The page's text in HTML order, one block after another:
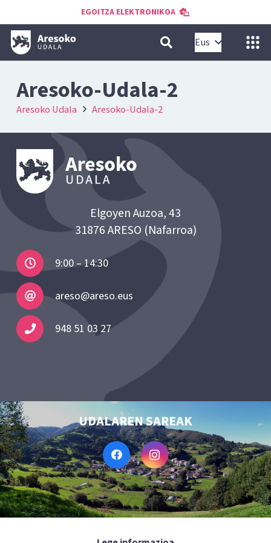
EGOITZA ELEKTRONIKOA
Eus
Aresoko-Udala-2
Aresoko Udala Aresoko-Udala-2
Elgoyen Auzoa, 43
31876 ARESO (Nafarroa)
9:00 – 14:30
areso@areso.eus
948 51 03 27
UDALAREN SAREAK